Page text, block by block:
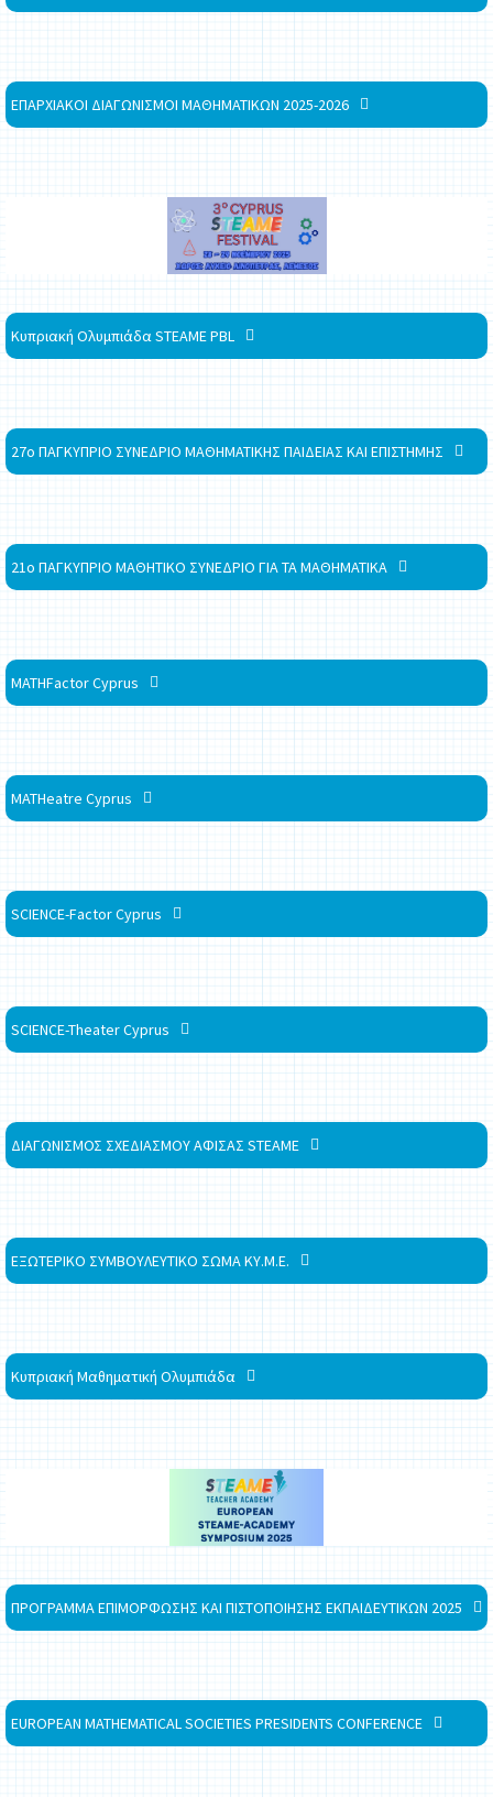
ΕΠΑΡΧΙΑΚΟΙ ΔΙΑΓΩΝΙΣΜΟΙ ΜΑΘΗΜΑΤΙΚΩΝ 2025-2026
Κυπριακή Ολυμπιάδα STEAME PBL
27ο ΠΑΓΚΥΠΡΙΟ ΣΥΝΕΔΡΙΟ ΜΑΘΗΜΑΤΙΚΗΣ ΠΑΙΔΕΙΑΣ ΚΑΙ ΕΠΙΣΤΗΜΗΣ
21ο ΠΑΓΚΥΠΡΙΟ ΜΑΘΗΤΙΚΟ ΣΥΝΕΔΡΙΟ ΓΙΑ ΤΑ ΜΑΘΗΜΑΤΙΚΑ
MATHFactor Cyprus
MATHeatre Cyprus
SCIENCE-Factor Cyprus
SCIENCE-Theater Cyprus
ΔΙΑΓΩΝΙΣΜΟΣ ΣΧΕΔΙΑΣΜΟΥ ΑΦΙΣΑΣ STEAME
ΕΞΩΤΕΡΙΚΟ ΣΥΜΒΟΥΛΕΥΤΙΚΟ ΣΩΜΑ ΚΥ.Μ.Ε.
Κυπριακή Μαθηματική Ολυμπιάδα
ΠΡΟΓΡΑΜΜΑ ΕΠΙΜΟΡΦΩΣΗΣ ΚΑΙ ΠΙΣΤΟΠΟΙΗΣΗΣ ΕΚΠΑΙΔΕΥΤΙΚΩΝ 2025
EUROPEAN MATHEMATICAL SOCIETIES PRESIDENTS CONFERENCE